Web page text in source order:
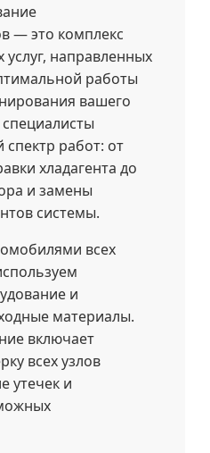
— это комплекс
направленных
работы
вашего
работ: от
хладагента до
и замены
системы.
всех
и
материалы.
включает
всех узлов
утечек и